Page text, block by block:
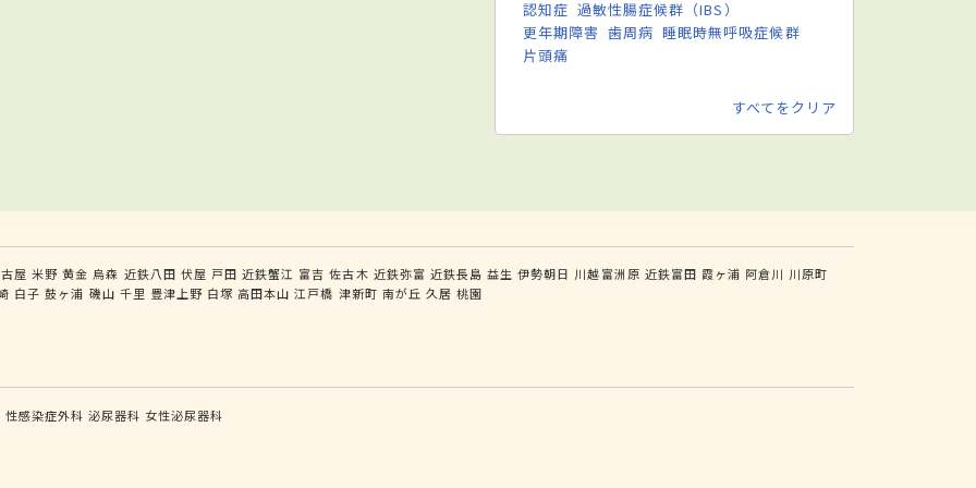
認知症 過敏性腸症候群（IBS）
更年期障害 歯周病 睡眠時無呼吸症候群
片頭痛
すべてをクリア
屋 米野 黄金 烏森 近鉄八田 伏屋 戸田 近鉄蟹江 富吉 佐古木 近鉄弥富 近鉄長島 益生 伊勢朝日 川越富洲原 近鉄富田 霞ヶ浦 阿倉川 川原町
白子 鼓ヶ浦 磯山 千里 豊津上野 白塚 高田本山 江戸橋 津新町 南が丘 久居 桃園
性感染症外科 泌尿器科 女性泌尿器科